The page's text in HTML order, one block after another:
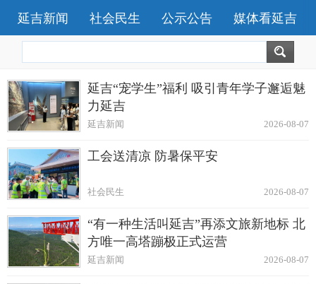
延吉新闻 社会民生 公示公告 媒体看延吉
延吉“宠学生”福利 吸引青年学子邂逅魅
力延吉
2026-08-07
延吉新闻
工会送清凉 防暑保平安
2026-08-07
社会民生
“有一种生活叫延吉”再添文旅新地标 北
方唯一高塔蹦极正式运营
2026-08-07
延吉新闻